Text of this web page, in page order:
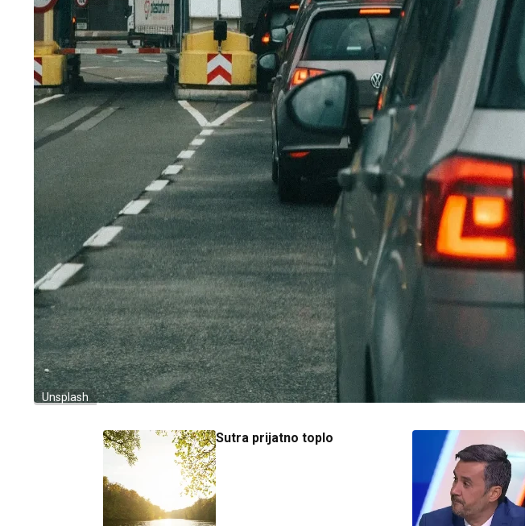
Unsplash
Sutra prijatno toplo